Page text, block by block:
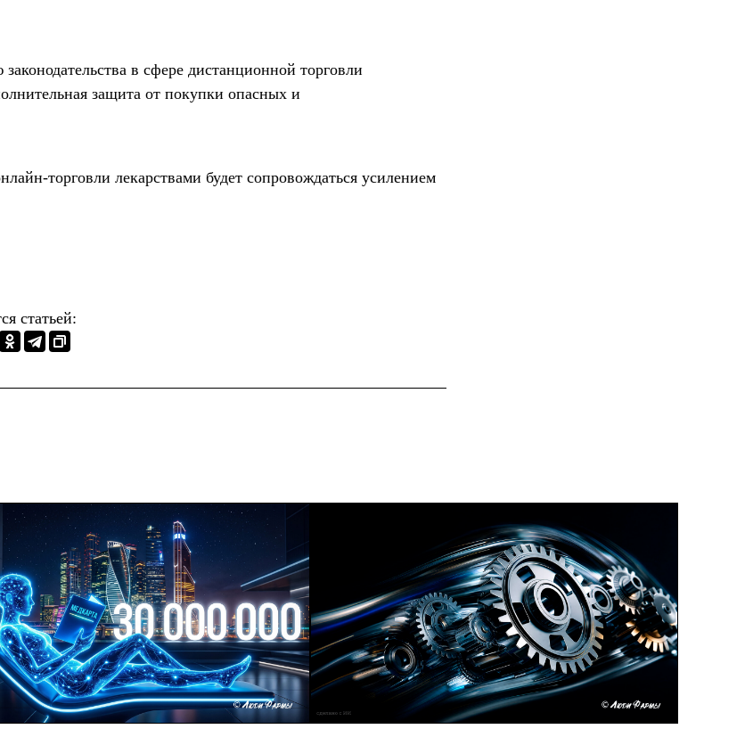
в сфере дистанционной торговли
защита от покупки опасных и
торговли лекарствами будет сопровождаться усилением
статьей: